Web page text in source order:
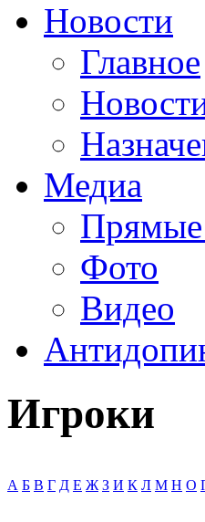
Новости
Главное
Медиа
Прямые
Фото
Видео
Игроки
А Б В Г Д Е Ж З И К Л М Н О